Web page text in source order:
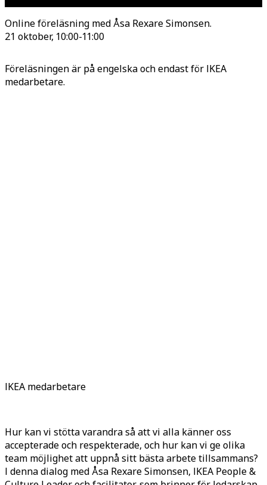
Online föreläsning med Åsa Rexare Simonsen.
21 oktober, 10:00-11:00
Föreläsningen är på engelska och endast för IKEA
medarbetare.
IKEA medarbetare
Hur kan vi stötta varandra så att vi alla känner oss
accepterade och respekterade, och hur kan vi ge olika
team möjlighet att uppnå sitt bästa arbete tillsammans?
I denna dialog med Åsa Rexare Simonsen, IKEA People &